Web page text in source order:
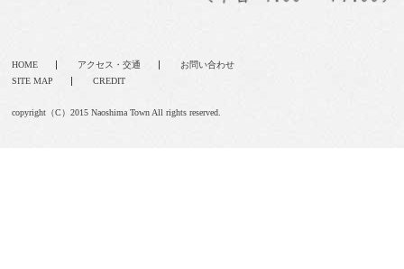
HOME アクセス・交通
お問い合わせ
SITE MAP
CREDIT
copyright（C）2015 Naoshima Town All rights reserved.